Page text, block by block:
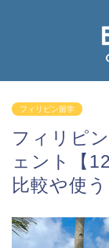
フィリピン留学
フィリピ
ェント【
比較や使